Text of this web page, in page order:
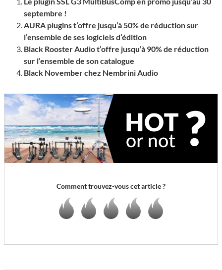
septembre !
AURA plugins t’offre jusqu’à 50% de réduction sur
l’ensemble de ses logiciels d’édition
Black Rooster Audio t’offre jusqu’à 90% de réduction
sur l’ensemble de son catalogue
Black November chez Nembrini Audio
Comment trouvez-vous cet article ?